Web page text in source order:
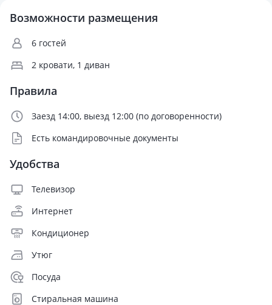
Возможности размещения
6 гостей
2 кровати, 1 диван
Правила
Заезд 14:00, выезд 12:00 (по договоренности)
Есть командировочные документы
Удобства
Телевизор
Интернет
Кондиционер
Утюг
Посуда
Стиральная машина